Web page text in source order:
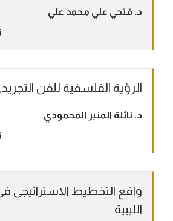
د. فتحي علي محمد علي
الرؤية الفلسفية للفن
د. نائلة المنير المحمودي
واقع التخطيط الاستراتيجي
الليبية